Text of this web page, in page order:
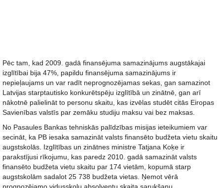
Pēc tam, kad 2009. gadā finansējuma samazinājums augstākajai
izglītībai bija 47%, papildu finansējuma samazinājums ir
nepieļaujams un var radīt neprognozējamas sekas, gan samazinot
Latvijas starptautisko konkurētspēju izglītībā un zinātnē, gan arī
nākotnē palielināt to personu skaitu, kas izvēlas studēt citās Eiropas
Savienības valstīs par zemāku studiju maksu vai bez maksas.
No Pasaules Bankas tehniskās palīdzības misijas ieteikumiem var
secināt, ka PB iesaka samazināt valsts finansēto budžeta vietu skaitu
augstskolās. Izglītības un zinātnes ministre Tatjana Koķe ir
parakstījusi rīkojumu, kas paredz 2010. gadā samazināt valsts
finansēto budžeta vietu skaitu par 174 vietām, kopumā starp
augstskolām sadalot 25 738 budžeta vietas. Ņemot vērā